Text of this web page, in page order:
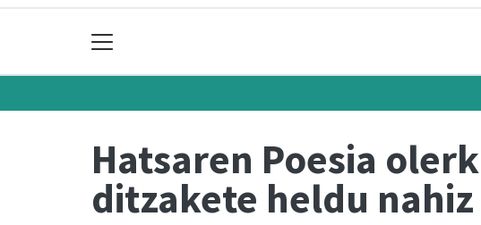
Hatsaren Poesia
ditzakete heldu